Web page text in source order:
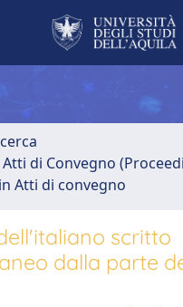
di Convegno
Atti di convegno
scritto
dalla parte